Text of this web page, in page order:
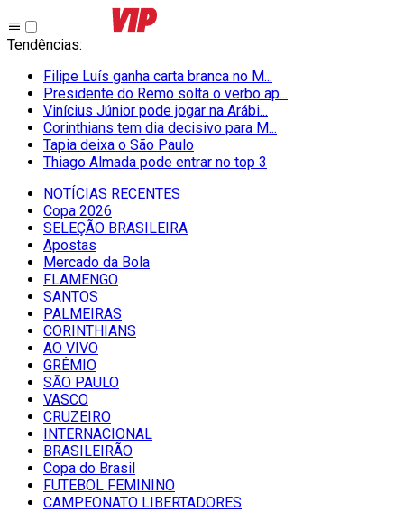
Tendências:
Filipe Luís ganha carta branca no M...
Presidente do Remo solta o verbo ap...
Vinícius Júnior pode jogar na Arábi...
Corinthians tem dia decisivo para M...
Tapia deixa o São Paulo
Thiago Almada pode entrar no top 3
NOTÍCIAS RECENTES
Copa 2026
SELEÇÃO BRASILEIRA
Apostas
Mercado da Bola
FLAMENGO
SANTOS
PALMEIRAS
CORINTHIANS
AO VIVO
GRÊMIO
SĀO PAULO
VASCO
CRUZEIRO
INTERNACIONAL
BRASILEIRÃO
Copa do Brasil
FUTEBOL FEMININO
CAMPEONATO LIBERTADORES